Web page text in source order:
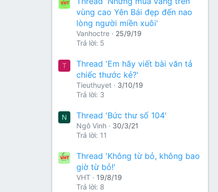
vùng cao Yên Bái đẹp đến nao
lòng người miền xuôi'
Vanhoctre
25/9/19
Trả lời: 5
T
Thread 'Em hãy viết bài văn tả
chiếc thước kẻ?'
Tieuthuyet
3/10/19
Trả lời: 3
N Thread 'Bức thư số 104'
Ngô Vinh
30/3/21
Trả lời: 11
Thread 'Không từ bỏ, không bao
giờ từ bỏ!'
VHT
19/8/19
Trả lời: 8